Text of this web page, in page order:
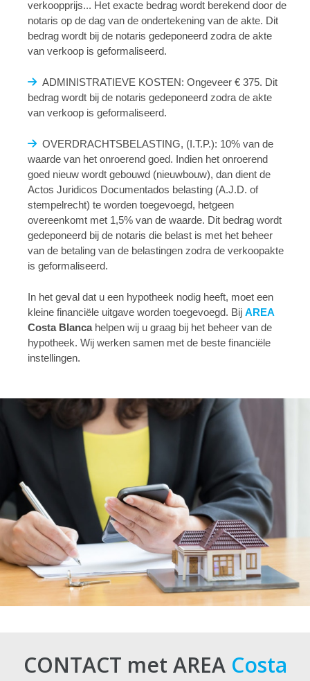
verkoopprijs... Het exacte bedrag wordt berekend door de
notaris op de dag van de ondertekening van de akte. Dit
bedrag wordt bij de notaris gedeponeerd zodra de akte
van verkoop is geformaliseerd.
ADMINISTRATIEVE KOSTEN: Ongeveer € 375. Dit
bedrag wordt bij de notaris gedeponeerd zodra de akte
van verkoop is geformaliseerd.
OVERDRACHTSBELASTING, (I.T.P.): 10% van de
waarde van het onroerend goed. Indien het onroerend
goed nieuw wordt gebouwd (nieuwbouw), dan dient de
Actos Juridicos Documentados belasting (A.J.D. of
stempelrecht) te worden toegevoegd, hetgeen
overeenkomt met 1,5% van de waarde. Dit bedrag wordt
gedeponeerd bij de notaris die belast is met het beheer
van de betaling van de belastingen zodra de verkoopakte
is geformaliseerd.
In het geval dat u een hypotheek nodig heeft, moet een
kleine financiële uitgave worden toegevoegd. Bij AREA
Costa Blancahelpen wij u graag bij het beheer van de
hypotheek. Wij werken samen met de beste financiële
instellingen.
CONTACT met AREA Costa